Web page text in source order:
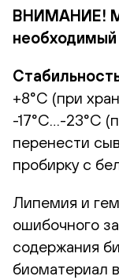
ВНИМАНИЕ!
+8°С (при
-17°С…-23°С
перенести
пробирку с
Липемия и
ошибочного
содержания
биоматериал